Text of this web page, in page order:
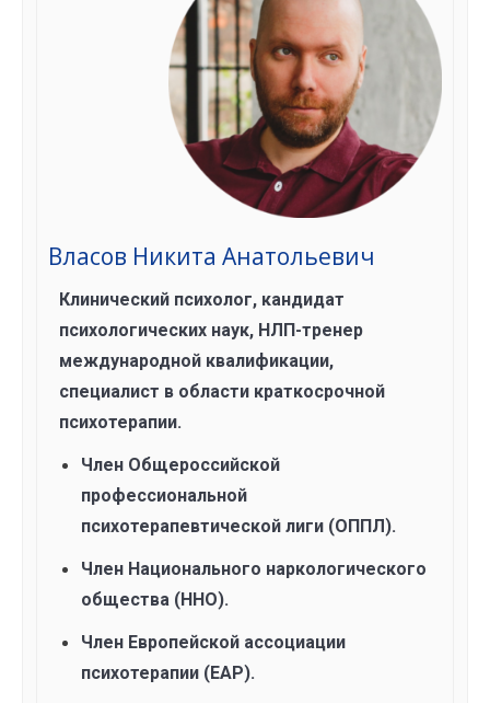
Власов Никита Анатольевич
Клинический психолог, кандидат
психологических наук, НЛП-тренер
международной квалификации,
специалист в области краткосрочной
психотерапии.
Член Общероссийской
профессиональной
психотерапевтической лиги (ОППЛ).
Член Национального наркологического
общества (ННО).
Член Европейской ассоциации
психотерапии (ЕАР).